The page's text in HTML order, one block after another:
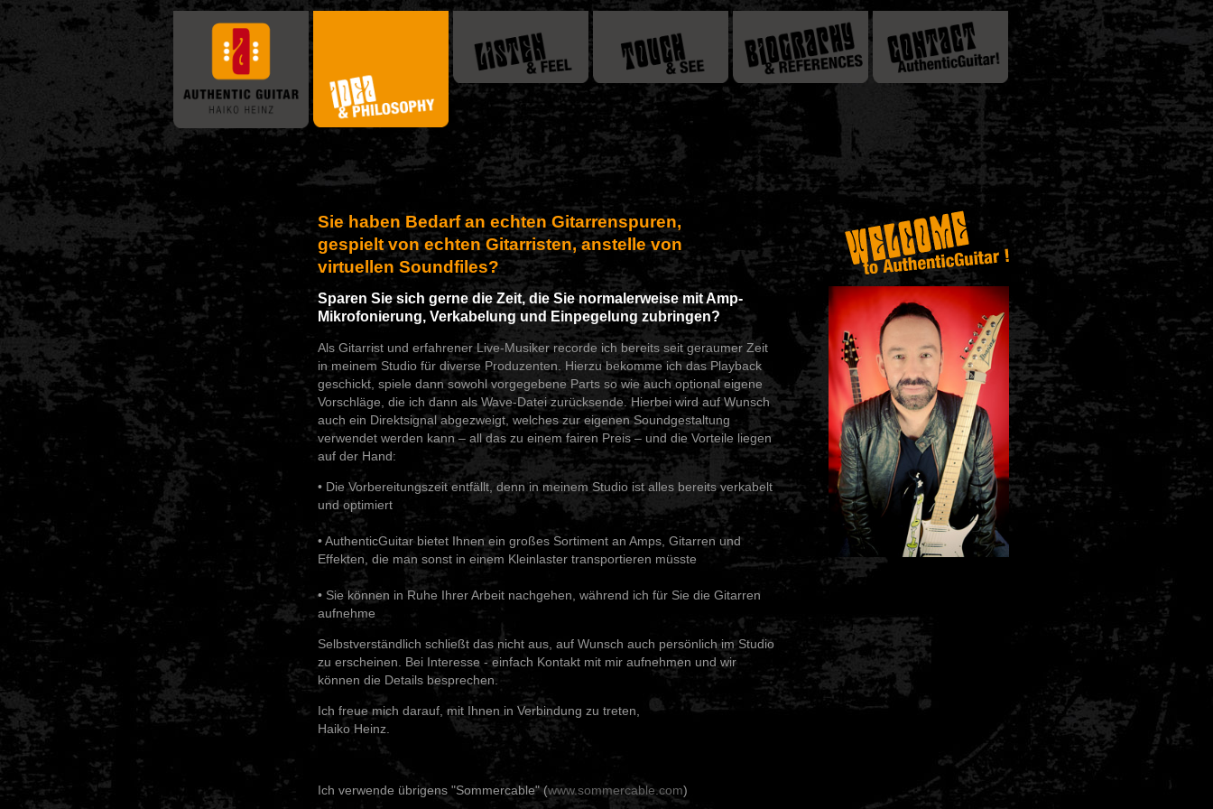
Sie haben Bedarf an echten Gitarrenspuren,
gespielt von echten Gitarristen, anstelle von
virtuellen Soundfiles?
Sparen Sie sich gerne die Zeit, die Sie normalerweise mit Amp-
Mikrofonierung, Verkabelung und Einpegelung zubringen?
Als Gitarrist und erfahrener Live-Musiker recorde ich bereits seit geraumer Zeit
in meinem Studio für diverse Produzenten. Hierzu bekomme ich das Playback
geschickt, spiele dann sowohl vorgegebene Parts so wie auch optional eigene
Vorschläge, die ich dann als Wave-Datei zurücksende. Hierbei wird auf Wunsch
auch ein Direktsignal abgezweigt, welches zur eigenen Soundgestaltung
verwendet werden kann – all das zu einem fairen Preis – und die Vorteile liegen
auf der Hand:
• Die Vorbereitungszeit entfällt, denn in meinem Studio ist alles bereits verkabelt
und optimiert
• AuthenticGuitar bietet Ihnen ein großes Sortiment an Amps, Gitarren und
Effekten, die man sonst in einem Kleinlaster transportieren müsste
• Sie können in Ruhe Ihrer Arbeit nachgehen, während ich für Sie die Gitarren
aufnehme
Selbstverständlich schließt das nicht aus, auf Wunsch auch persönlich im Studio
zu erscheinen. Bei Interesse - einfach Kontakt mit mir aufnehmen und wir
können die Details besprechen.
Ich freue mich darauf, mit Ihnen in Verbindung zu treten,
Haiko Heinz.
Ich verwende übrigens "Sommercable" (www.sommercable.com)